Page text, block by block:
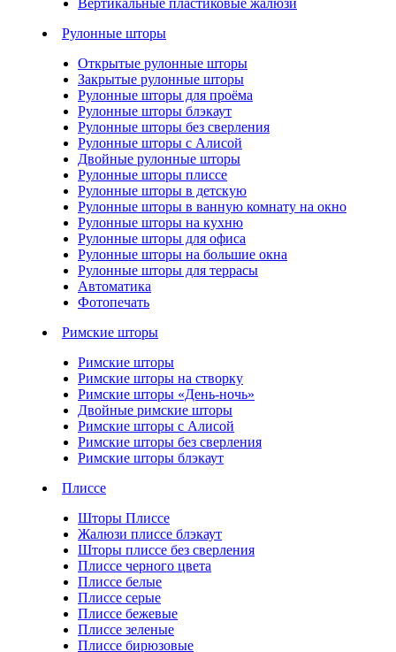
Вертикальные пластиковые жалюзи
Рулонные шторы
Открытые рулонные шторы
Закрытые рулонные шторы
Рулонные шторы для проёма
Рулонные шторы блэкаут
Рулонные шторы без сверления
Рулонные шторы с Алисой
Двойные рулонные шторы
Рулонные шторы плиссе
Рулонные шторы в детскую
Рулонные шторы в ванную комнату на окно
Рулонные шторы на кухню
Рулонные шторы для офиса
Рулонные шторы на большие окна
Рулонные шторы для террасы
Автоматика
Фотопечать
Римские шторы
Римские шторы
Римские шторы на створку
Римские шторы «День-ночь»
Двойные римские шторы
Римские шторы с Алисой
Римские шторы без сверления
Римские шторы блэкаут
Плиссе
Шторы Плиссе
Жалюзи плиссе блэкаут
Шторы плиссе без сверления
Плиссе черного цвета
Плиссе белые
Плиссе серые
Плиссе бежевые
Плиссе зеленые
Плиссе бирюзовые